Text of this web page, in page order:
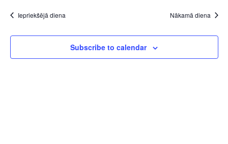
Iepriekšējā diena Nākamā diena
Subscribe to calendar